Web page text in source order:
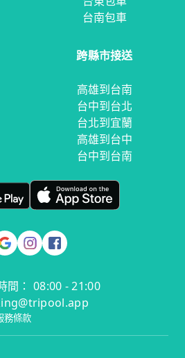
台南包車
跨縣市接送
高雄到台南
台中到台北
台北到宜蘭
高雄到台中
台中到台南
間： 08:00 - 21:00
務條款